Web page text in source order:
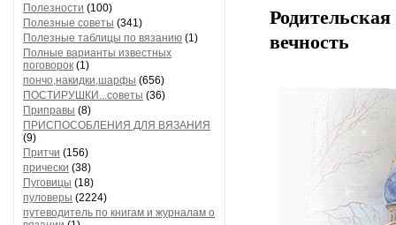
Полезности (100)
Полезные советы (341)
Полезные таблицы по вязанию (1)
Полные варианты известных
поговорок (1)
пончо,накидки,шарфы (656)
ПОСТИРУШКИ...советы (36)
Приправы (8)
ПРИСПОСОБЛЕНИЯ ДЛЯ ВЯЗАНИЯ
(9)
Притчи (156)
прически (38)
Пуговицы (18)
пуловеры (2224)
путеводитель по книгам и журналам о
вечность